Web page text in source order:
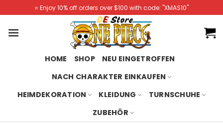
to
content
⭐️ Enjoy 10% off orders over $100 with code: "XMAS10"
HOME SHOP
NEU EINGETROFFEN
NACH CHARAKTER EINKAUFEN
HEIMDEKORATION
KLEIDUNG
TURNSCHUHE
ZUBEHÖR